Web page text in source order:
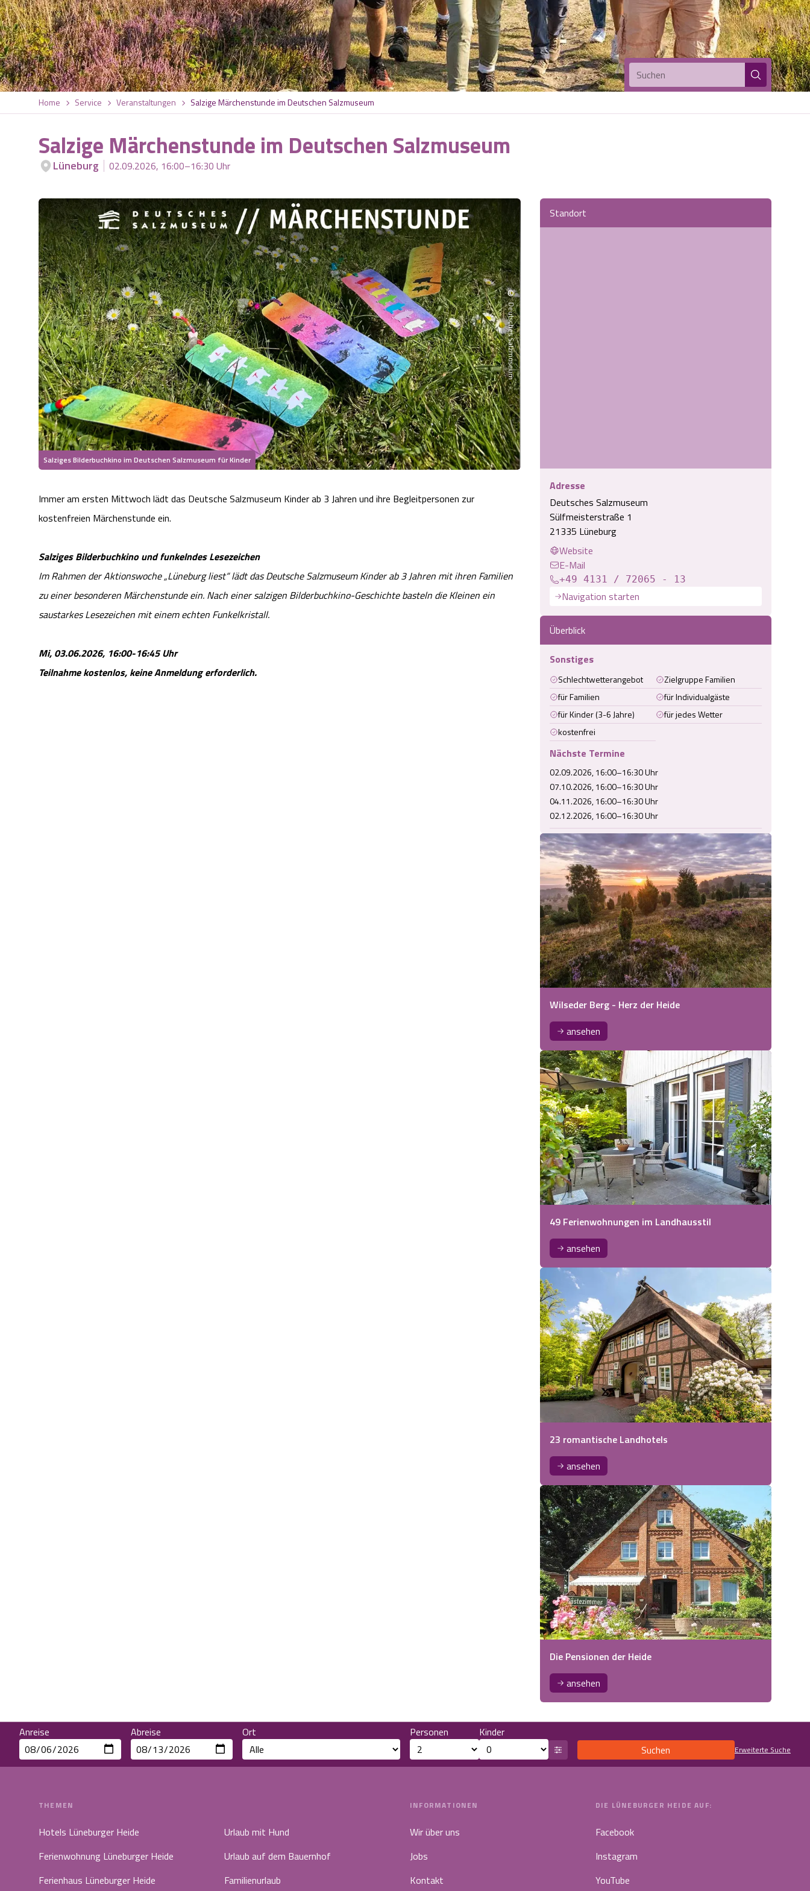
Suchen
Home Service Veranstaltungen Salzige Märchenstunde im Deutschen Salzmuseum
Salzige Märchenstunde im Deutschen Salzmuseum
Lüneburg 02.09.2026, 16:00–16:30 Uhr
Salziges Bilderbuchkino im Deutschen Salzmuseum für Kinder
©
Deutsches Salzmuseum
Immer am ersten Mittwoch lädt das Deutsche Salzmuseum Kinder ab 3 Jahren und ihre Begleitpersonen zur
kostenfreien Märchenstunde ein.
Salziges Bilderbuchkino und funkelndes Lesezeichen
Im Rahmen der Aktionswoche „Lüneburg liest“ lädt das Deutsche Salzmuseum Kinder ab 3 Jahren mit ihren Familien
zu einer besonderen Märchenstunde ein. Nach einer salzigen Bilderbuchkino-Geschichte basteln die Kleinen ein
saustarkes Lesezeichen mit einem echten Funkelkristall.
Mi, 03.06.2026, 16:00-16:45 Uhr
Teilnahme kostenlos, keine Anmeldung erforderlich.
Standort
Adresse
Deutsches Salzmuseum
Sülfmeisterstraße 1
21335 Lüneburg
Website
E-Mail
+49 4131 / 72065 - 13
Navigation starten
Überblick
Sonstiges
Schlechtwetterangebot
Zielgruppe Familien
für Familien
für Individualgäste
für Kinder (3-6 Jahre)
für jedes Wetter
kostenfrei
Nächste Termine
02.09.2026, 16:00–16:30 Uhr
07.10.2026, 16:00–16:30 Uhr
04.11.2026, 16:00–16:30 Uhr
02.12.2026, 16:00–16:30 Uhr
Wilseder Berg - Herz der Heide
ansehen
49 Ferienwohnungen im Landhausstil
ansehen
23 romantische Landhotels
ansehen
Die Pensionen der Heide
ansehen
Anreise Abreise Ort Personen
Kinder
Suchen
Erweiterte Suche
THEMEN
Hotels Lüneburger Heide
Ferienwohnung Lüneburger Heide
Ferienhaus Lüneburger Heide
Urlaub mit Hund
Urlaub auf dem Bauernhof
Familienurlaub
INFORMATIONEN
Wir über uns
Jobs
Kontakt
DIE LÜNEBURGER HEIDE AUF:
Facebook
Instagram
YouTube